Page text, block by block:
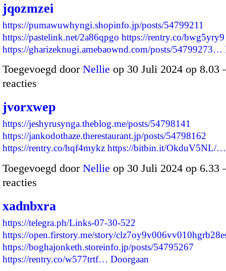
jqozmzei
https://pumawuwhyngi.shopinfo.jp/posts/54799211
https://pastelink.net/2a86qpgo https://rentry.co/bwg5yry9
https://gharizeknugi.amebaownd.com/posts/54799273…
Toegevoegd door Nellie op 30 Juli 2024 op 8.03
reacties
jvorxwep
https://jeshyrusynga.theblog.me/posts/54798141
https://jankodothaze.therestaurant.jp/posts/54798162
https://rentry.co/hqf4mykz https://bitbin.it/OkduV5NL/…
Toegevoegd door Nellie op 30 Juli 2024 op 6.33
reacties
xadnbxra
https://telegra.ph/Links-07-30-522
https://open.firstory.me/story/
https://boghajonketh.storeinfo.jp/posts/54795267
https://rentry.co/w577trtf… Doorgaan